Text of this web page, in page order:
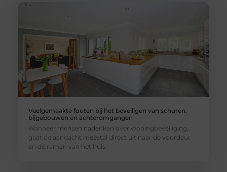
Veelgemaakte fouten bij het beveiligen van schuren,
bijgebouwen en achteromgangen
Wanneer mensen nadenken over woningbeveiliging,
gaat de aandacht meestal direct uit naar de voordeur
en de ramen van het huis.